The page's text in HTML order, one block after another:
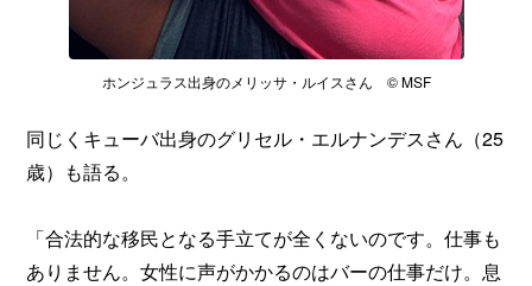
ホンジュラス出身のメリッサ・ルイスさん © MSF
同じくキューバ出身のグリセル・エルナンデスさん（25
歳）も語る。
「合法的な移民となる手立てが全くないのです。仕事も
ありません。女性に声がかかるのはバーの仕事だけ。息